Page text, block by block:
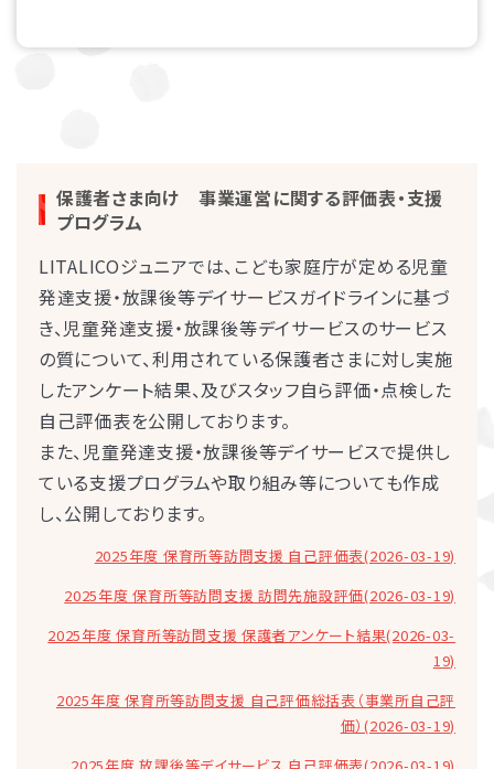
保護者さま向け 事業運営に関する評価表・支援
プログラム
LITALICOジュニアでは、こども家庭庁が定める児童
発達支援・放課後等デイサービスガイドラインに基づ
き、児童発達支援・放課後等デイサービスのサービス
の質について、利用されている保護者さまに対し実施
したアンケート結果、及びスタッフ自ら評価・点検した
自己評価表を公開しております。
また、児童発達支援・放課後等デイサービスで提供し
ている支援プログラムや取り組み等についても作成
し、公開しております。
2025年度 保育所等訪問支援 自己評価表(2026-03-19)
2025年度 保育所等訪問支援 訪問先施設評価(2026-03-19)
2025年度 保育所等訪問支援 保護者アンケート結果(2026-03-
19)
2025年度 保育所等訪問支援 自己評価総括表（事業所自己評
価）(2026-03-19)